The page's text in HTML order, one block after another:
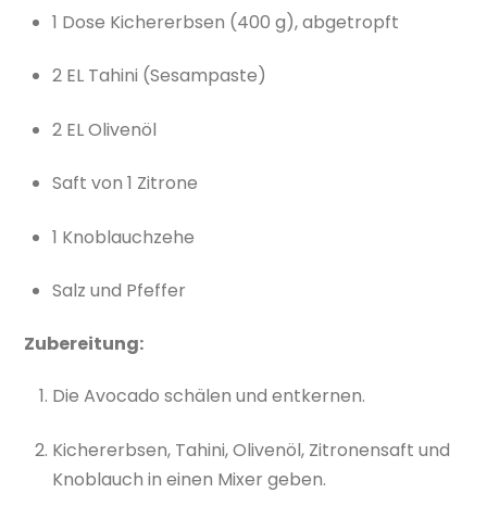
1 Dose Kichererbsen (400 g), abgetropft
2 EL Tahini (Sesampaste)
2 EL Olivenöl
Saft von 1 Zitrone
1 Knoblauchzehe
Salz und Pfeffer
Zubereitung:
Die Avocado schälen und entkernen.
Kichererbsen, Tahini, Olivenöl, Zitronensaft und
Knoblauch in einen Mixer geben.